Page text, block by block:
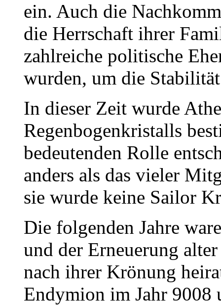
ein. Auch die
die Herrschaft ihrer
zahlreiche politische
wurden, um die
In dieser Zeit wurde
Regenbogenkristalls
bedeutenden Rolle
anders als das vieler
sie wurde keine Sailor
Die folgenden Jahre
und der Erneuerung
nach ihrer Krönung
Endymion im Jahr 9008